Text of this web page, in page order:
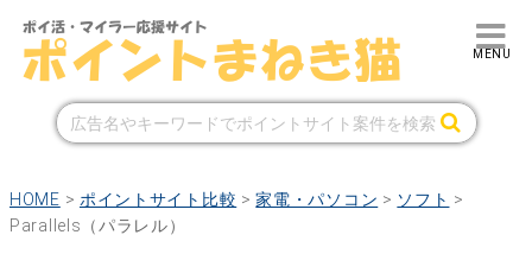
HOME > ポイントサイト比較 >家電・パソコン > ソフト >
Parallels（パラレル）